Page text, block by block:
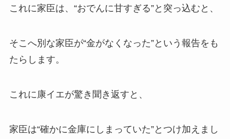
これに家臣は、“おでんに甘すぎる”と突っ込むと、
そこへ別な家臣が“金がなくなった”という報告をも
たらします。
これに康イエが驚き聞き返すと、
家臣は“確かに金庫にしまっていた”とつけ加えまし